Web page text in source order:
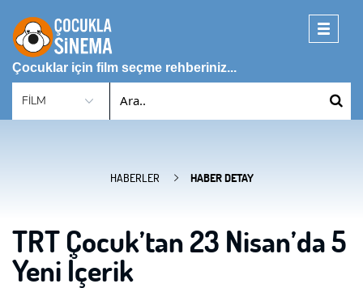
Toggle
Çocuklar için film seçme rehberiniz...
HABERLER HABER DETAY
TRT Çocuk’tan 23 Nisan’da 5
Yeni İçerik